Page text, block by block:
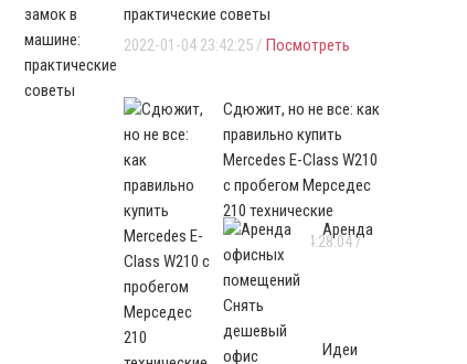
практические советы
2022-01-04 23:42:25 /Посмотреть
Сдюжит, но не все: как
правильно купить
Mercedes E-Class W210
с пробегом Мерседес
210 технические
2021-12-30 04:28:04 /
Посмотреть
Аренда
Идеи